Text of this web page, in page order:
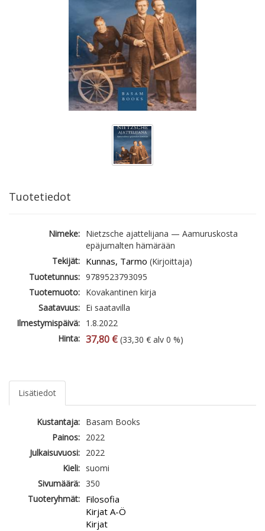
Tuotetiedot
Nimeke: Nietzsche ajattelijana — Aamuruskosta
epäjumalten hämärään
Tekijät: Kunnas, Tarmo (Kirjoittaja)
Tuotetunnus: 9789523793095
Tuotemuoto: Kovakantinen kirja
Saatavuus: Ei saatavilla
Ilmestymispäivä: 1.8.2022
Hinta: 37,80 € (33,30 € alv 0 %)
Lisätiedot
Kustantaja: Basam Books
Painos: 2022
Julkaisuvuosi: 2022
Kieli: suomi
Sivumäärä: 350
Tuoteryhmät: Filosofia
Kirjat A-Ö
Kirjat